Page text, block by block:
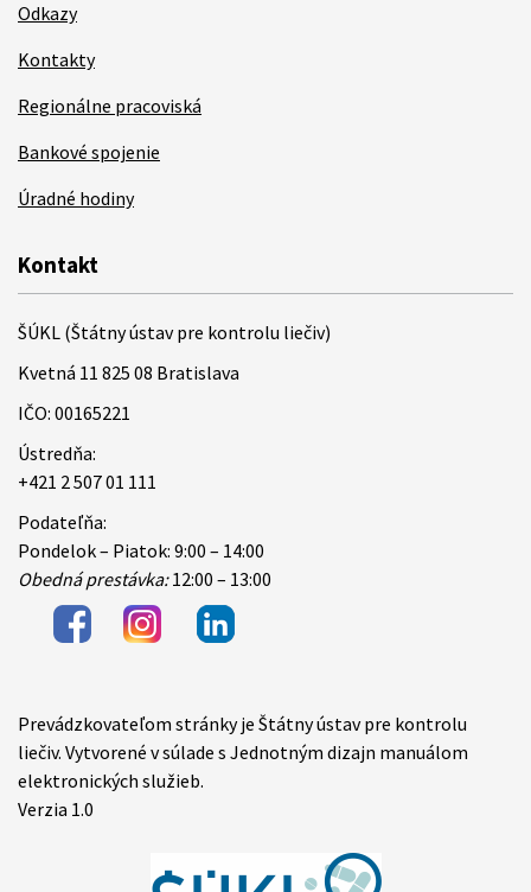
Odkazy
Kontakty
Regionálne pracoviská
Bankové spojenie
Úradné hodiny
Kontakt
ŠÚKL (Štátny ústav pre kontrolu liečiv)
Kvetná 11 825 08 Bratislava
IČO: 00165221
Ústredňa:
+421 2 507 01 111
Podateľňa:
Pondelok – Piatok: 9:00 – 14:00
Obedná prestávka:12:00 – 13:00
Items
Prevádzkovateľom stránky je Štátny ústav pre kontrolu
liečiv. Vytvorené v súlade s Jednotným dizajn manuálom
elektronických služieb.
Verzia 1.0